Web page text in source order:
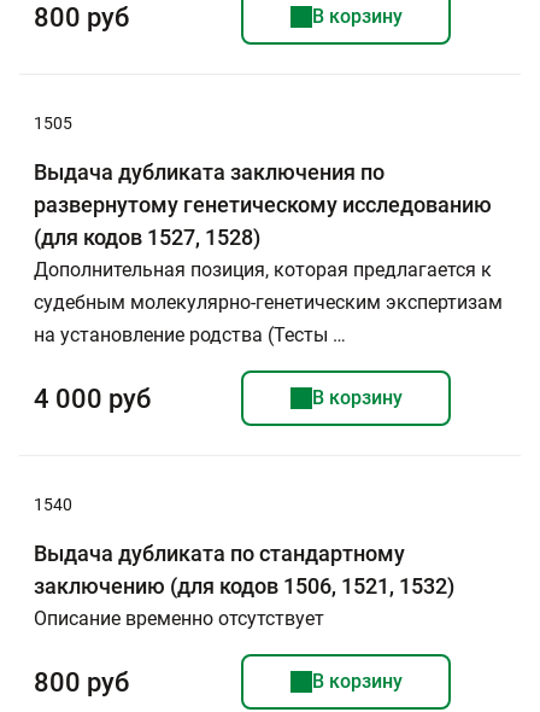
800 руб В корзину
1505
Выдача дубликата заключения по
развернутому генетическому исследованию
(для кодов 1527, 1528)
Дополнительная позиция, которая предлагается к
судебным молекулярно-генетическим экспертизам
на установление родства (Тесты …
4 000 руб В корзину
1540
Выдача дубликата по стандартному
заключению (для кодов 1506, 1521, 1532)
Описание временно отсутствует
800 руб В корзину